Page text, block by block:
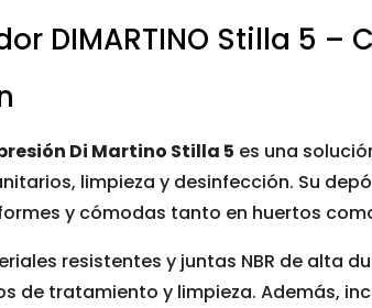
DIMARTINO Stilla 5 –
Di Martino Stilla 5 es una
limpieza y desinfección. Su
y cómodas tanto en huertos
resistentes y juntas NBR de alta
de tratamiento y limpieza. Además,